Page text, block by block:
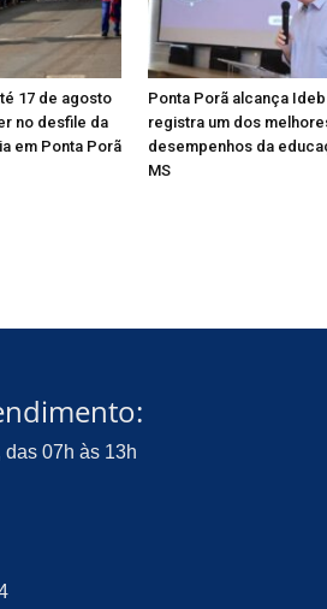
17 de agosto
no desfile da
em Ponta Porã
Ponta Porã alcança Ideb
registra um dos
desempenhos da
MS
das 07h às 13h